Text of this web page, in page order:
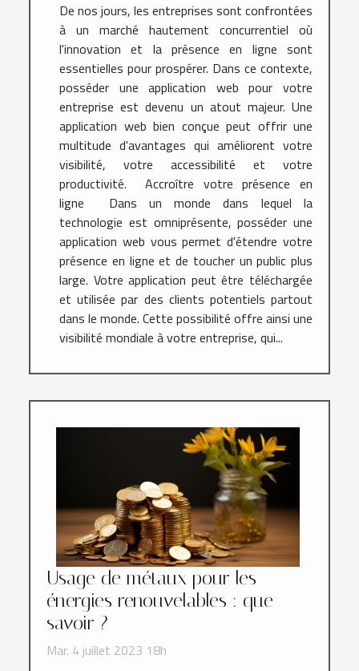
De nos jours, les entreprises sont confrontées
à un marché hautement concurrentiel où
l'innovation et la présence en ligne sont
essentielles pour prospérer. Dans ce contexte,
posséder une application web pour votre
entreprise est devenu un atout majeur. Une
application web bien conçue peut offrir une
multitude d'avantages qui améliorent votre
visibilité, votre accessibilité et votre
productivité. Accroître votre présence en
ligne Dans un monde dans lequel la
technologie est omniprésente, posséder une
application web vous permet d'étendre votre
présence en ligne et de toucher un public plus
large. Votre application peut être téléchargée
et utilisée par des clients potentiels partout
dans le monde. Cette possibilité offre ainsi une
visibilité mondiale à votre entreprise, qui...
Usage de métaux pour les
énergies renouvelables : que
savoir ?
Mar. 4 juillet 2023 18h